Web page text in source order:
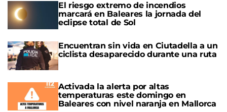
El riesgo extremo de incendios
marcará en Baleares la jornada del
eclipse total de Sol
Encuentran sin vida en Ciutadella a un
ciclista desaparecido durante una ruta
Activada la alerta por altas
temperaturas este domingo en
Baleares con nivel naranja en Mallorca